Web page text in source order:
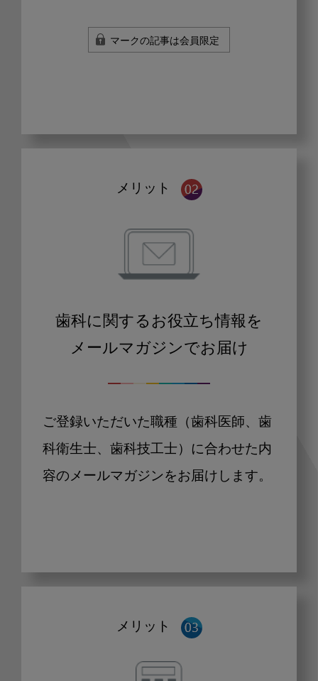
マークの記事は会員限定
メリット
歯科に関するお役立ち情報を
メールマガジンでお届け
ご登録いただいた職種（歯科医師、歯
科衛生士、歯科技工士）に合わせた内
容のメールマガジンをお届けします。
メリット